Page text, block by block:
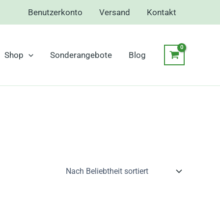
Benutzerkonto Versand Kontakt
Shop Sonderangebote Blog